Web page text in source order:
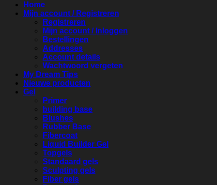
Home
Mijn account / Registreren
Registreren
Mijn account / Inloggen
Bestellingen
Addresses
Account details
Wachtwoord vergeten
My Dream Tips
Nieuwe producten
Gel
Primer
building base
Blushes
Rubber Base
Fibercoat
Liquid Builder Gel
Topgels
Standaard gels
Sculpting gels
Fiber gels